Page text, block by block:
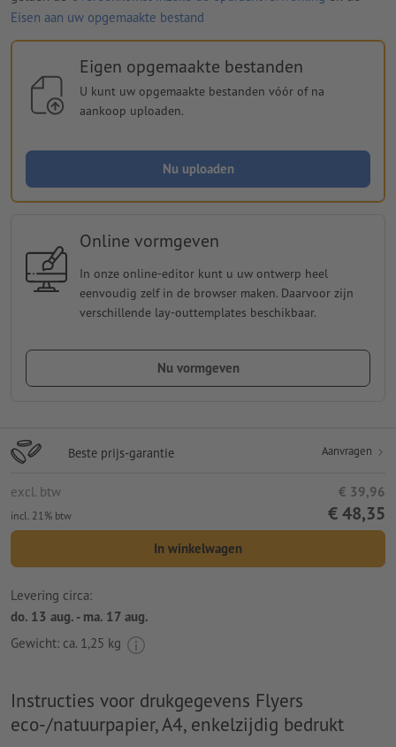
Eisen aan uw opgemaakte bestand
Eigen opgemaakte bestanden
U kunt uw opgemaakte bestanden vóór of na
aankoop uploaden.
Nu uploaden
Online vormgeven
In onze online-editor kunt u uw ontwerp heel
eenvoudig zelf in de browser maken. Daarvoor zijn
verschillende lay-outtemplates beschikbaar.
Nu vormgeven
Beste prijs-garantie Aanvragen
excl. btw € 39,96
incl. 21% btw € 48,35
In winkelwagen
Levering circa:
do. 13 aug. - ma. 17 aug.
Gewicht: ca. 1,25 kg
Instructies voor drukgegevens Flyers
eco-/natuurpapier, A4, enkelzijdig bedrukt